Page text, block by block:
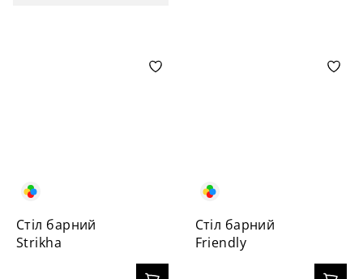
Стіл барний
Strikha
Стіл барний
Friendly